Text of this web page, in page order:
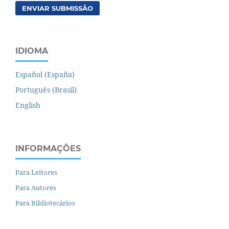
ENVIAR SUBMISSÃO
IDIOMA
Español (España)
Português (Brasil)
English
INFORMAÇÕES
Para Leitores
Para Autores
Para Bibliotecários